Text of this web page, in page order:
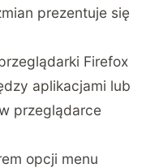
prezentuje się
Firefox
aplikacjami lub
przeglądarce
opcji menu